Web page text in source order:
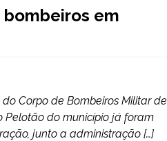
em
Corpo de Bombeiros Militar de
Pelotão do município já foram
junto a administração […]